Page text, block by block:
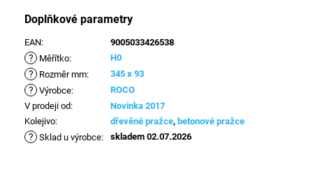
Doplňkové parametry
EAN: 9005033426538
? Měřítko: H0
? Rozměr mm: 345 x 93
? Výrobce:
ROCO
V prodeji od:
Novinka 2017
Kolejivo: dřevěné pražce, betonové pražce
? Sklad u výrobce: skladem 02.07.2026